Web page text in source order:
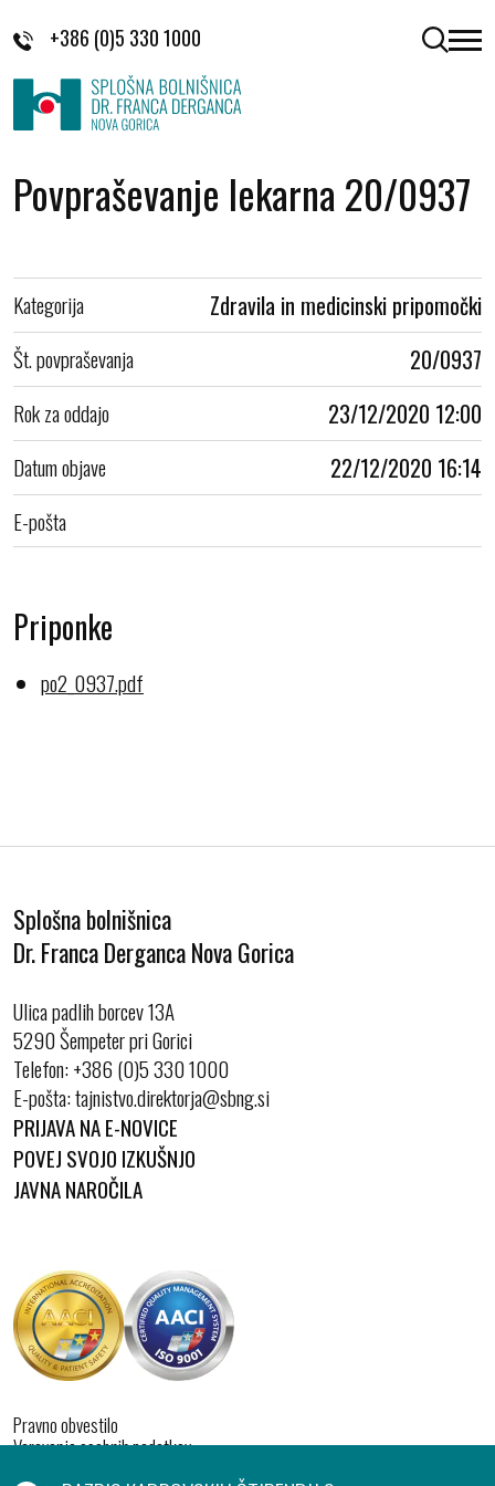
+386 (0)5 330 1000 odpri
Povpraševanje lekarna 20/0937
Kategorija Zdravila in medicinski pripomočki
Št. povpraševanja 20/0937
Rok za oddajo 23/12/2020 12:00
Datum objave 22/12/2020 16:14
E-pošta
Priponke
po2_0937.pdf
Splošna bolnišnica
Dr. Franca Derganca Nova Gorica
Ulica padlih borcev 13A
5290 Šempeter pri Gorici
Telefon:+386 (0)5 330 1000
E-pošta:
PRIJAVA NA E-NOVICE
POVEJ SVOJO IZKUŠNJO
JAVNA NAROČILA
Pravno obvestilo
Varovanje osebnih podatkov